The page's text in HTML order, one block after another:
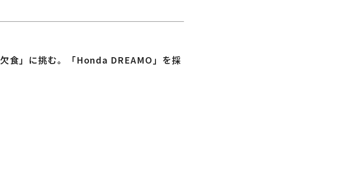
食」に挑む。「Honda DREAMO」を採